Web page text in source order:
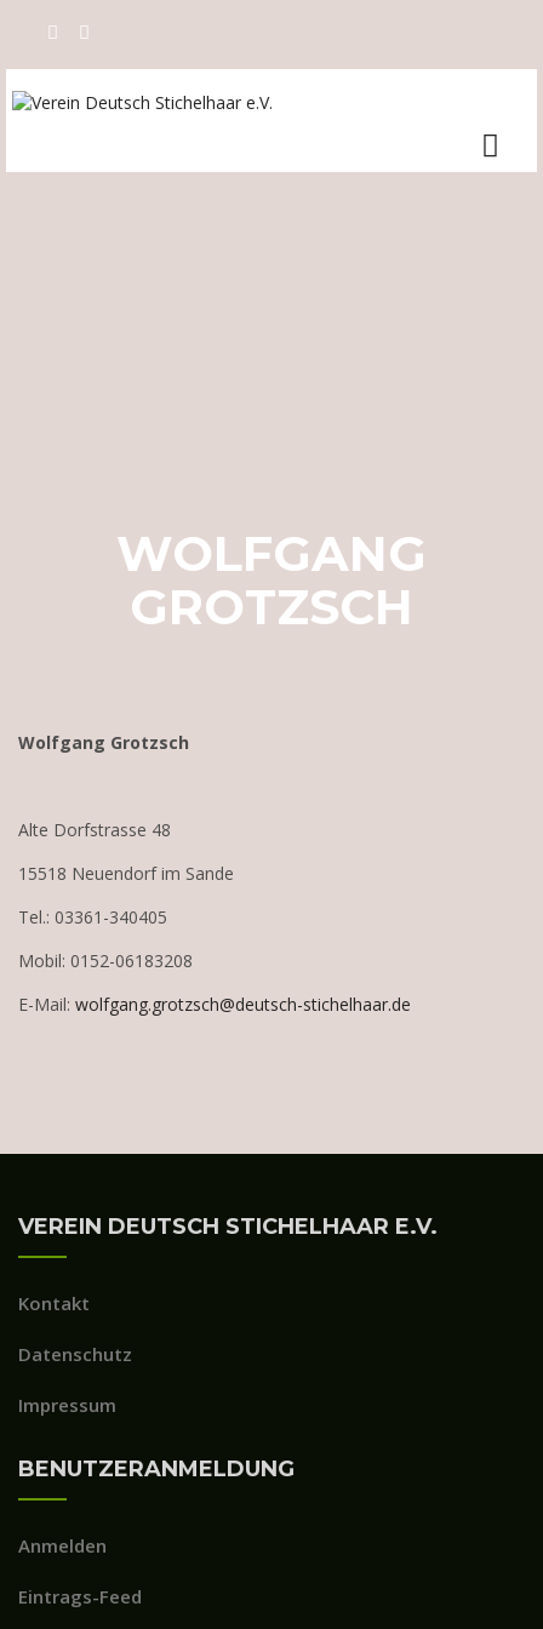
WOLFGANG
GROTZSCH
Wolfgang Grotzsch
Alte Dorfstrasse 48
15518 Neuendorf im Sande
Tel.: 03361-340405
Mobil: 0152-06183208
E-Mail: wolfgang.grotzsch@deutsch-stichelhaar.de
VEREIN DEUTSCH STICHELHAAR E.V.
Kontakt
Datenschutz
Impressum
BENUTZERANMELDUNG
Anmelden
Eintrags-Feed